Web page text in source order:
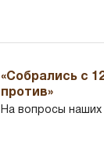
«Собрались с
против»
На вопросы